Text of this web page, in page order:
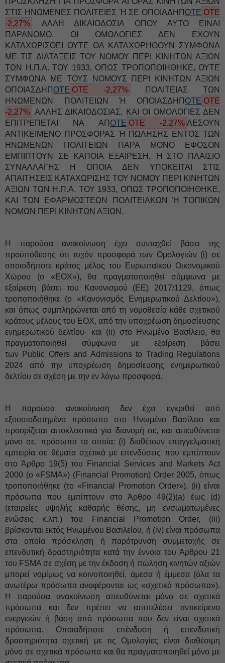
ΣΤΙΣ ΗΝΩΜΕΝΕΣ ΠΟΛΙΤΕΙΕΣ Ή ΣΕ ΟΠΟΙΑΔΗΠ ΟΤΕ ΟΤΕ
-2,27%
ΑΛΛΗ ΔΙΚΑΙΟΔΟΣΙΑ ΟΠΟΥ ΑΥΤΟ ΕΙΝΑΙ
ΠΑΡΑΝΟΜΟ. ΟΙ ΟΜΟΛΟΓΙΕΣ ΔΕΝ ΕΧΟΥΝ
ΚΑΤΑΧΩΡΙΣΘΕΙ ΟΥΤΕ ΘΑ ΚΑΤΑΧΩΡΗΘΟΥΝ ΣΥΜΦΩΝΑ
ΜΕ ΤΙΣ ΔΙΑΤΑΞΕΙΣ ΤΟΥ ΝΟΜΟΥ ΠΕΡΙ ΚΙΝΗΤΩΝ ΑΞΙΩΝ
ΤΩΝ Η.Π.Α. ΤΟΥ 1933, ΟΠΩΣ ΤΡΟΠΟΠΟΙΗΘΗΚΕ, ΟΥΤΕ
ΣΥΜΦΩΝΑ ΜΕ ΤΟΥΣ ΝΟΜΟΥΣ ΠΕΡΙ ΚΙΝΗΤΩΝ ΑΞΙΩΝ
ΟΠΟΙΑΣΔΗΠ ΟΤΕ ΟΤΕ -2,27%
ΠΟΛΙΤΕΙΑΣ ΤΩΝ
ΗΝΩΜΕΝΩΝ ΠΟΛΙΤΕΙΩΝ Ή ΟΠΟΙΑΣΔΗΠ ΟΤΕ ΟΤΕ
-2,27% ΑΛΛΗΣ ΔΙΚΑΙΟΔΟΣΙΑΣ, ΚΑΙ ΟΙ ΟΜΟΛΟΓΙΕΣ ΔΕΝ
ΕΠΙΤΡΕΠΕΤΑΙ ΝΑ ΑΠ ΟΤΕ ΟΤΕ -2,27% ΛΕΣΟΥΝ
ΑΝΤΙΚΕΙΜΕΝΟ ΠΡΟΣΦΟΡΑΣ Ή ΠΩΛΗΣΗΣ ΕΝΤΟΣ ΤΩΝ
ΗΝΩΜΕΝΩΝ ΠΟΛΙΤΕΙΩΝ ΠΑΡΑ ΜΟΝΟ ΕΦΟΣΟΝ
ΕΜΠΙΠΤΟΥΝ ΣΕ ΚΑΠΟΙΑ ΕΞΑΙΡΕΣΗ, Ή ΣΤΟ ΠΛΑΙΣΙΟ
ΣΥΝΑΛΛΑΓΗΣ Η ΟΠΟΙΑ ΔΕΝ ΥΠΟΚΕΙΤΑΙ ΣΤΙΣ
ΑΠΑΙΤΗΣΕΙΣ ΚΑΤΑΧΩΡΙΣΗΣ ΤΟΥ ΝΟΜΟΥ ΠΕΡΙ ΚΙΝΗΤΩΝ
ΑΞΙΩΝ ΤΩΝ Η.Π.Α. ΤΟΥ 1933, ΟΠΩΣ ΤΡΟΠΟΠΟΙΗΘΗΚΕ,
ΚΑΙ ΤΩΝ ΕΦΑΡΜΟΣΤΕΩΝ ΠΟΛΙΤΕΙΑΚΩΝ Ή ΤΟΠΙΚΩΝ
ΝΟΜΩΝ ΠΕΡΙ ΚΙΝΗΤΩΝ ΑΞΙΩΝ.
Η παρούσα ανακοίνωση έχει συνταχθεί βάσει της
προϋπόθεσης ότι τυχόν προσφορά των Ομολογιών (i) σε
οποιοδήποτε κράτος μέλος του Ευρωπαϊκού Οικονομικού
Χώρου (ο «ΕΟΧ»), θα πραγματοποιηθεί σύμφωνα με
εξαίρεση βάσει του Κανονισμού (ΕΕ) 2017/1129, όπως
τροποποιήθηκε (ο «Κανονισμός Ενημερωτικού Δελτίου»),
και όπως συμπληρώνεται από τη νομοθεσία κάθε σχετικού
κράτους μέλους του ΕΟΧ, από την υποχρέωση δημοσίευσης
ενημερωτικού δελτίου· και (ii) στο Ηνωμένο Βασίλειο, θα
πραγματοποιηθεί σύμφωνα με εξαίρεση βάσει
των Public Offers and Admissions to Trading Regulations
2024 από την υποχρέωση δημοσίευσης ενημερωτικού
δελτίου σε σχέση με την εν λόγω προσφορά.
Η παρούσα ανακοίνωση δεν έχει εγκριθεί από
εξουσιοδοτημένο πρόσωπο στο Ηνωμένο Βασίλειο και
προορίζεται αποκλειστικά για διανομή σε, και απευθύνεται
μόνο σε, πρόσωπα τα οποία: (i) διαθέτουν επαγγελματική
εμπειρία σε θέματα σχετικά με επενδύσεις που εμπίπτουν
στο Άρθρο 19(5) του Financial Services and Markets Act
2000 (ο «FSMA») (Financial Promotion) Order 2005, όπως
τροποποιήθηκε (το «Financial Promotion Order»), (ii) είναι
πρόσωπα που εμπίπτουν στο Άρθρο 49(2)(a) έως (d)
(εταιρείες υψηλής καθαρής θέσης, μη ενσωματωμένες
ενώσεις κ.λπ.) του Financial Promotion Order, (iii)
βρίσκονται εκτός Ηνωμένου Βασιλείου, ή (iv) είναι πρόσωπα
στα οποία πρόσκληση ή παρότρυνση συμμετοχής σε
επενδυτική δραστηριότητα κατά την έννοια του Άρθρου 21
του FSMA σε σχέση με την έκδοση ή πώληση κινητών αξιών
μπορεί νομίμως να κοινοποιηθεί, άμεσα ή έμμεσα (όλα τα
ανωτέρω πρόσωπα αναφέρονται ως «σχετικά πρόσωπα»).
Η παρούσα ανακοίνωση απευθύνεται μόνο σε σχετικά
πρόσωπα και δεν πρέπει να αποτελέσει αντικείμενο
ενεργειών ή βάση από πρόσωπα που δεν είναι σχετικά
πρόσωπα. Οποιαδήποτε επένδυση ή επενδυτική
δραστηριότητα σχετική με τις Ομολογίες είναι διαθέσιμη
μόνο σε σχετικά πρόσωπα και θα πραγματοποιηθεί μόνο με